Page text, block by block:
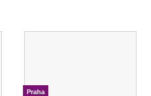
Praha